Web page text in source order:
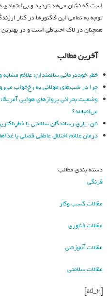
است که نشان می‌هد تردید و بی‌اعتمادی
توجه به تمامی این فاکتورها در کنار
همچنان در لاک احتیاطی است و در
آخرین مطالب
خطر خوددرمانی سالمندان: علائم
چرا در شب‌های طولانی به رخ‌خواب
وضعیت بحرانی پروازهای هوایی آمریکا:
می‌انجامد؟
نان، یاری رساندگان سلامتی یا
درمان علائم اختلال عاطفی فصلی با
دسته بندی مطالب
فرنگی
مقالات کسب وکار
مقالات فناوری
مقالات آموزشی
مقالات سلامتی